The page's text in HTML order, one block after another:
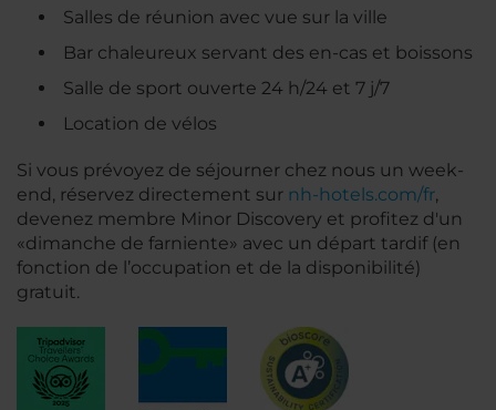
Salles de réunion avec vue sur la ville
Bar chaleureux servant des en-cas et boissons
Salle de sport ouverte 24 h/24 et 7 j/7
Location de vélos
Si vous prévoyez de séjourner chez nous un week-
end, réservez directement sur nh-hotels.com/fr,
devenez membre Minor Discovery et profitez d'un
«dimanche de farniente» avec un départ tardif (en
fonction de l’occupation et de la disponibilité)
gratuit.